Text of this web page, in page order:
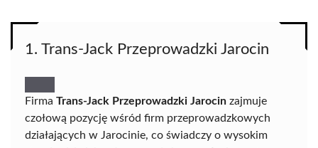
1. Trans-Jack Przeprowadzki Jarocin
Firma Trans-Jack Przeprowadzki Jarocin zajmuje
czołową pozycję wśród firm przeprowadzkowych
działających w Jarocinie, co świadczy o wysokim